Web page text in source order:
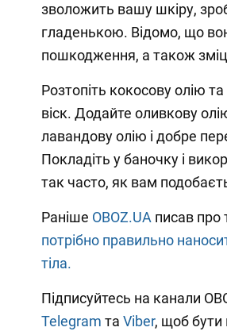
зволожить вашу шкіру,
гладенькою. Відомо, що
пошкодження, а також
Розтопіть кокосову олію
віск. Додайте оливкову
лавандову олію і добре
Покладіть у баночку і
так часто, як вам
Раніше OBOZ.UA писав про
потрібно правильно
тіла.
Підписуйтесь на канали
Telegram та Viber, щоб бути